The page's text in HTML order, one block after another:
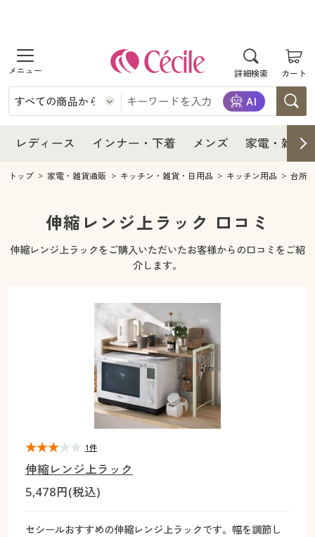
詳細検索 カート
商品を探す
レディース
レディースファッション
女性下着
インナー・下着
インナー・下着通販すべて
女性下着
メンズ下着
メンズ
メンズ通販すべて
メンズファッション
家電・雑貨
家電・雑貨すべて
キッチン・雑貨・日用品
寝具・インテリア・家具
カーテン・ラグ・ファブリック
美容・健康通販すべて
美容・健康・サプリメント
制服・スクールすべて
ジュニア・ティーンズ下着
大きいサイズ通販すべて
大きいサイズ レディース服
大きいサイズ レディース下着
大きいサイズ メンズ
バーゲンセール
シークレットセール
詳細検索
商品カテゴリ一覧
レディース インナー・下着 メンズ 家電・雑貨
レディース
レディース通販すべて
レディースファッション
インナー・下着
インナー・下着通販すべて
ジュニア・ティーンズ下着
メンズ
メンズ下着
家電
寝具・インテリア・家具通販すべて
カーテン・ラグ・ファブリック
美容・健康
美容・健康・サプリメント
制服・スクールすべて
ジュニア・ティーンズ下着
大きいサイズ通販すべて
大きいサイズ レディース服
大きいサイズ レディース下着
シークレットセール
商品カテゴリ一覧
カタログ
トップ 家電・雑貨通販 キッチン・雑貨・日用品 キッチン用品 台所
伸縮レンジ上ラック 口コミ
伸縮レンジ上ラックをご購入いただいたお客様からの口コミをご紹
介します。
伸縮レンジ上ラック
5,478円(税込)
セシールおすすめの伸縮レンジ上ラックです。幅を調節し
1件